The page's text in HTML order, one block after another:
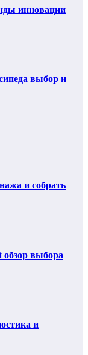
инновации
выбор и
и собрать
выбора
и